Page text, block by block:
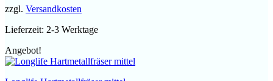
zzgl. Versandkosten
Lieferzeit: 2-3 Werktage
Angebot!